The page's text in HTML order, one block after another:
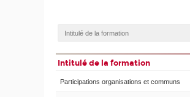
Intitulé de la formation
Participations organisations et communs